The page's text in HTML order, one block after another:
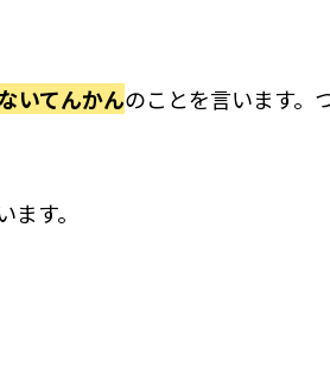
いてんかんのことを言います。
ます。